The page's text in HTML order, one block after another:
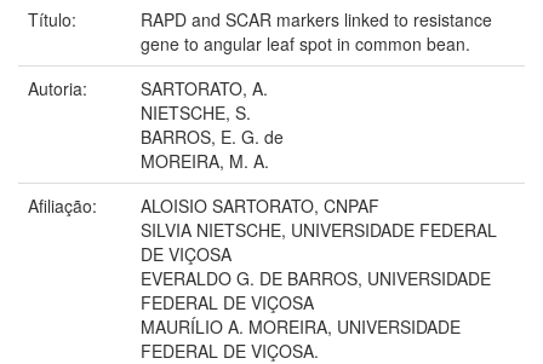
Título:
RAPD and SCAR markers linked to resistance
gene to angular leaf spot in common bean.
Autoria:
SARTORATO, A.
NIETSCHE, S.
BARROS, E. G. de
MOREIRA, M. A.
Afiliação:
ALOISIO SARTORATO, CNPAF
SILVIA NIETSCHE, UNIVERSIDADE FEDERAL
DE VIÇOSA
EVERALDO G. DE BARROS, UNIVERSIDADE
FEDERAL DE VIÇOSA
MAURÍLIO A. MOREIRA, UNIVERSIDADE
FEDERAL DE VIÇOSA.